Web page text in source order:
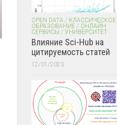
OPEN DATA / КЛАССИЧЕСКОЕ
ОБРАЗОВАНИЕ / ОНЛАЙН
СЕРВИСЫ / УНИВЕРСИТЕТ
Влияние Sci-Hub на
цитируемость статей
12/01/2023